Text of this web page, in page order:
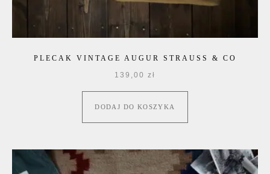
PLECAK VINTAGE AUGUR STRAUSS & CO
139,00 zł
DODAJ DO KOSZYKA